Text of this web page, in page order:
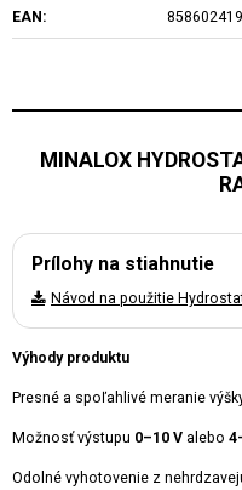
EAN:
MINALOX
Prílohy na stiahnutie
Návod na použitie
Výhody produktu
Presné a spoľahlivé meranie
Možnosť výstupu 0–10 V alebo
Odolné vyhotovenie z